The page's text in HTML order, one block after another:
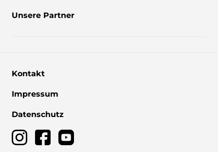
Unsere Partner
Kontakt
Impressum
Datenschutz